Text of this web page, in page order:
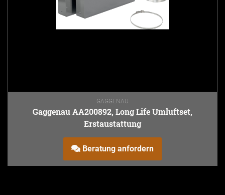
GAGGENAU
Gaggenau AA200892, Long Life Umluftset,
Erstaustattung
Beratung anfordern